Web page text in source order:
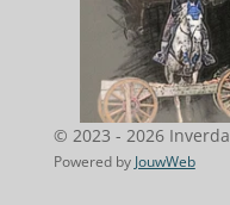
© 2023 - 2026 Inverda
Powered by JouwWeb